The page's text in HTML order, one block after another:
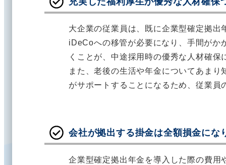
大企業の従業員は、既に企業型確定拠
iDeCoへの移管が必要になり、手間がか
くことが、中途採用時の優秀な人材確保
また、老後の生活や年金についてあま
がサポートすることになるため、従業
会社が拠出する掛金は全額損金にな
企業型確定拠出年金を導入した際の費